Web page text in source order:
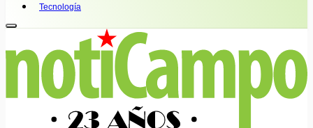
Tecnología